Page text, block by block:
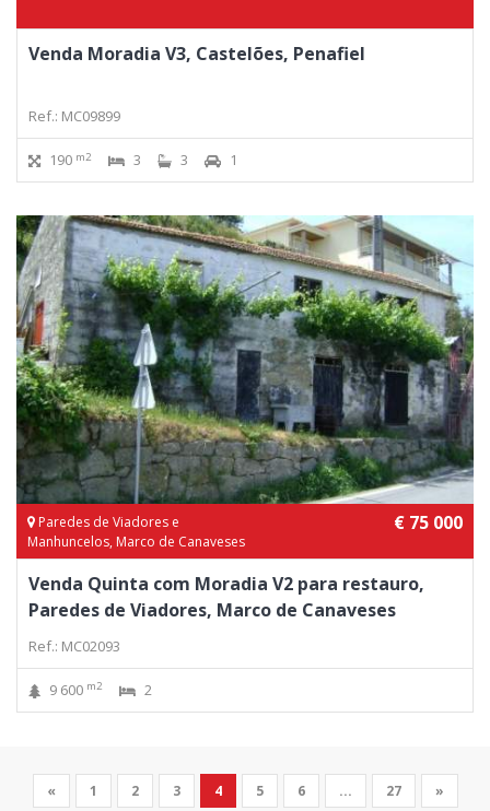
Venda Moradia V3, Castelões, Penafiel
Ref.: MC09899
190 m2 3 3 1
Paredes de Viadores e
Manhuncelos, Marco de Canaveses
€ 75 000
Venda Quinta com Moradia V2 para restauro,
Paredes de Viadores, Marco de Canaveses
Ref.: MC02093
9 600 m2 2
« 1 2 3 4 5 6 ... 27 »